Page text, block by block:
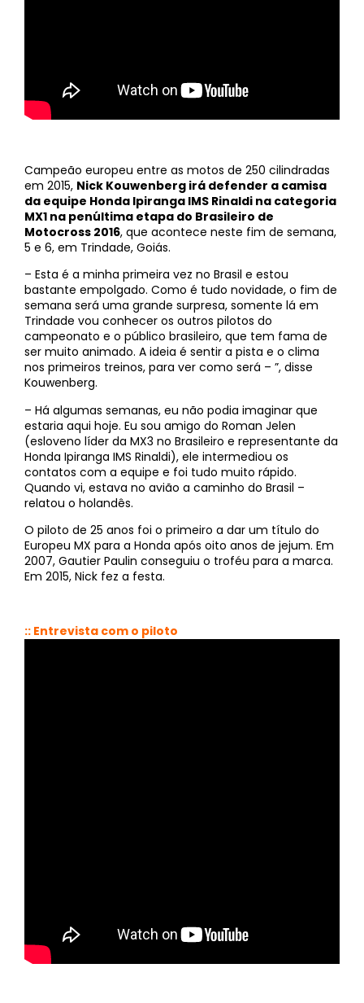
Campeão europeu entre as motos de 250 cilindradas
em 2015, Nick Kouwenberg irá defender a camisa
da equipe Honda Ipiranga IMS Rinaldi na categoria
MX1 na penúltima etapa do Brasileiro de
Motocross 2016, que acontece neste fim de semana,
5 e 6, em Trindade, Goiás.
– Esta é a minha primeira vez no Brasil e estou
bastante empolgado. Como é tudo novidade, o fim de
semana será uma grande surpresa, somente lá em
Trindade vou conhecer os outros pilotos do
campeonato e o público brasileiro, que tem fama de
ser muito animado. A ideia é sentir a pista e o clima
nos primeiros treinos, para ver como será – ”, disse
Kouwenberg.
– Há algumas semanas, eu não podia imaginar que
estaria aqui hoje. Eu sou amigo do Roman Jelen
(esloveno líder da MX3 no Brasileiro e representante da
Honda Ipiranga IMS Rinaldi), ele intermediou os
contatos com a equipe e foi tudo muito rápido.
Quando vi, estava no avião a caminho do Brasil –
relatou o holandês.
O piloto de 25 anos foi o primeiro a dar um título do
Europeu MX para a Honda após oito anos de jejum. Em
2007, Gautier Paulin conseguiu o troféu para a marca.
Em 2015, Nick fez a festa.
:: Entrevista com o piloto